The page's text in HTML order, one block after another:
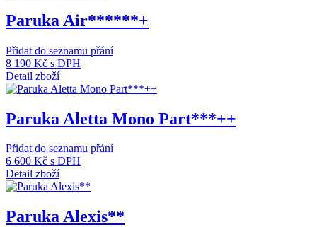
Paruka Air******+
Přidat do seznamu přání
8 190 Kč s DPH
Detail zboží
Paruka Aletta Mono Part***++
Přidat do seznamu přání
6 600 Kč s DPH
Detail zboží
Paruka Alexis**